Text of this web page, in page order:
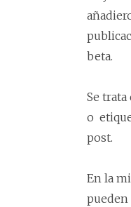
beta.
Se
o
post.
En la